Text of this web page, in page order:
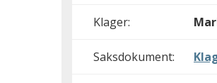
Klager:
Saksdokument: